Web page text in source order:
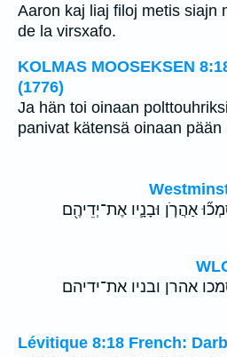
Aaron kaj liaj filoj metis siajn
de la virsxafo.
KOLMAS MOOSEKSEN
(1776)
Ja hän toi oinaan
panivat kätensä oinaan pään
אַהֲרֹ֧ן וּבָנָ֛יו אֶת־יְדֵיהֶ֖ם
אהרן ובניו את־ידיהם
Lévitique 8:18 French: